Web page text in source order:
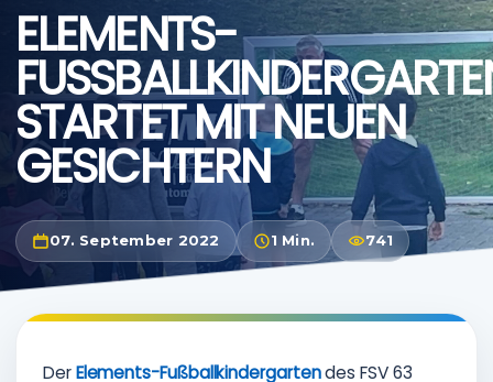
ELEMENTS-
STARTET MIT NEUEN
GESICHTERN
07. September 2022 1 Min. 741
DerElements-Fußballkindergartendes FSV 63